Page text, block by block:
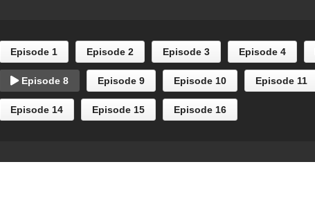
Episode 7 Episode 6
Episode 1 Episode 2 Episode 3 Episode 4
Episode 8 Episode 9 Episode 10 Episode 11
Episode 14 Episode 15 Episode 16